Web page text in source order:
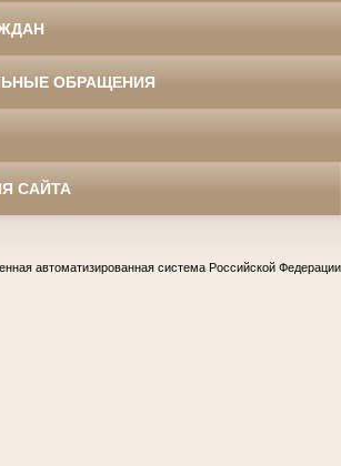
ОБРАЩЕНИЯ
САЙТА
автоматизированная система Российской